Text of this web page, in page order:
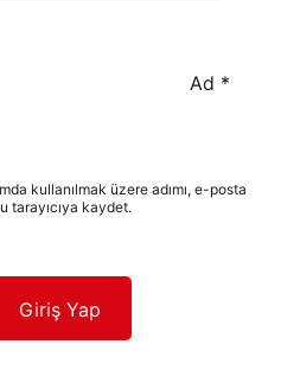
Ad *
kullanılmak üzere adımı, e-posta
tarayıcıya kaydet.
Giriş Yap